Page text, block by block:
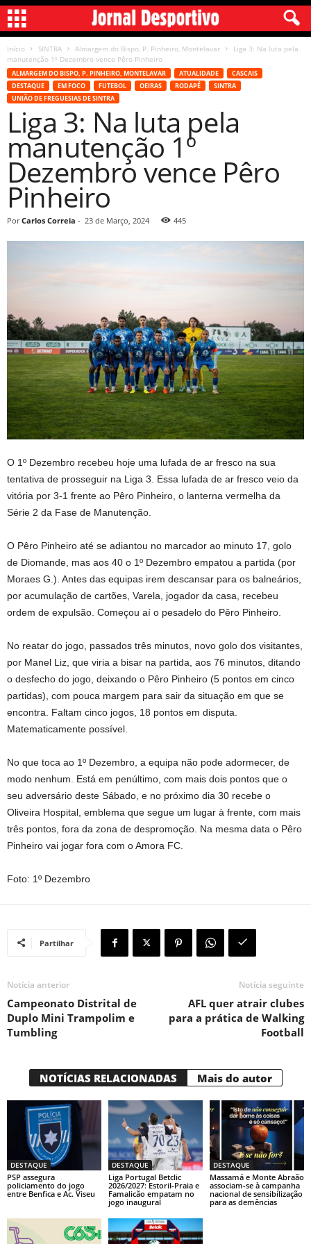
Início SINTRA Almargem do Bispo, P. Pinheiro, Montelavar
Liga 3: Na luta pela
manutenção 1º Dezembro vence Pêro Pinheiro
ALMARGEM DO BISPO, P. PINHEIRO, MONTELAVAR ATUALIDADE
CASCAIS
DESTAQUE
EM FOCO FUTEBOL OEIRAS RODAPÉ
SINTRA
UNIÃO DE FREGUESIAS DE SINTRA
Liga 3: Na luta pela
manutenção 1º
Dezembro vence Pêro
Pinheiro
Por Carlos Correia - 23 de Março, 2024 445
O 1º Dezembro recebeu hoje uma lufada de ar fresco na sua
tentativa de prosseguir na Liga 3. Essa lufada de ar fresco veio da
vitória por 3-1 frente ao Pêro Pinheiro, o lanterna vermelha da
Série 2 da Fase de Manutenção.
O Pêro Pinheiro até se adiantou no marcador ao minuto 17, golo
de Diomande, mas aos 40 o 1º Dezembro empatou a partida (por
Moraes G.). Antes das equipas irem descansar para os balneários,
por acumulação de cartões, Varela, jogador da casa, recebeu
ordem de expulsão. Começou aí o pesadelo do Pêro Pinheiro.
No reatar do jogo, passados três minutos, novo golo dos visitantes,
por Manel Liz, que viria a bisar na partida, aos 76 minutos, ditando
o desfecho do jogo, deixando o Pêro Pinheiro (5 pontos em cinco
partidas), com pouca margem para sair da situação em que se
encontra. Faltam cinco jogos, 18 pontos em disputa.
Matematicamente possível.
No que toca ao 1º Dezembro, a equipa não pode adormecer, de
modo nenhum. Está em penúltimo, com mais dois pontos que o
seu adversário deste Sábado, e no próximo dia 30 recebe o
Oliveira Hospital, emblema que segue um lugar à frente, com mais
três pontos, fora da zona de despromoção. Na mesma data o Pêro
Pinheiro vai jogar fora com o Amora FC.
Foto: 1º Dezembro
Partilhar
Notícia anterior
Campeonato Distrital de
Duplo Mini Trampolim e
Tumbling
Notícia seguinte
AFL quer atrair clubes
para a prática de Walking
Football
NOTÍCIAS RELACIONADAS Mais do autor
DESTAQUE
PSP assegura
policiamento do jogo
entre Benfica e Ac. Viseu
DESTAQUE
Liga Portugal Betclic
2026/2027: Estoril-Praia e
Famalicão empatam no
jogo inaugural
DESTAQUE
Massamá e Monte Abraão
associam-se à campanha
nacional de sensibilização
para as demências